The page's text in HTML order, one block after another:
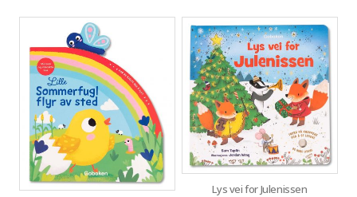
Lys vei for Julenissen